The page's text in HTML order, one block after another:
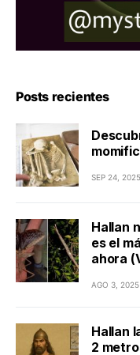
Posts recientes
SEP 24, 2025
Hallan
es el
ahora
AGO 3, 2025
Hallan
2